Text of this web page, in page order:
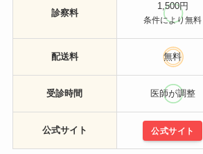
診察料
1,500円
条件により無料
配送料 無料
受診時間 医師が調整
公式サイト 公式サイト